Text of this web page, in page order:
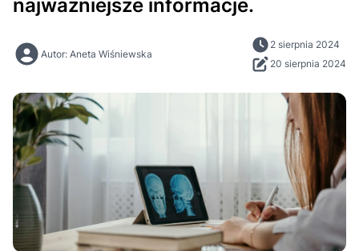
najważniejsze informacje.
Autor: Aneta Wiśniewska
2 sierpnia 2024
20 sierpnia 2024